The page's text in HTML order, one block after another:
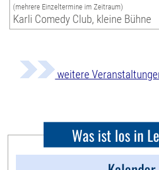
(mehrere Einzeltermine im Zeitraum)
Karli Comedy Club, kleine Bühne
weitere
Was ist los in